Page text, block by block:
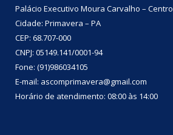
Palácio Executivo Moura Carvalho – Centro
Cidade: Primavera – PA
CEP: 68.707-000
CNPJ: 05149.141/0001-94
Fone: (91)986034105
E-mail: ascomprimavera@gmail.com
Horário de atendimento: 08:00 às 14:00